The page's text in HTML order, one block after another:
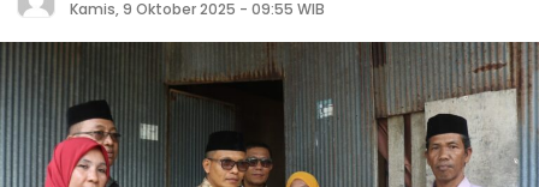
Kamis, 9 Oktober 2025 - 09:55 WIB